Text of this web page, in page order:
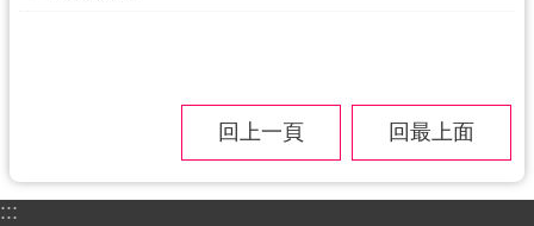
訊
回上一頁 回最上面
:::